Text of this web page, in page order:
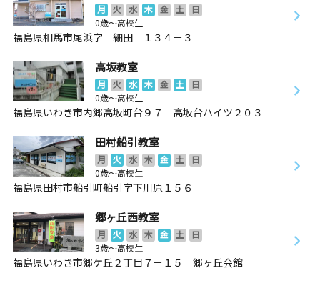
月 火 水 木 金 土
日
0歳～高校生
福島県相馬市尾浜字 細田 １３４－３
高坂教室
月 火 水 木 金 土
日
0歳～高校生
福島県いわき市内郷高坂町台９７ 高坂台ハイツ２０３
田村船引教室
月 火 水 木 金 土
日
0歳～高校生
福島県田村市船引町船引字下川原１５６
郷ヶ丘西教室
月 火 水 木 金 土
日
3歳～高校生
福島県いわき市郷ケ丘２丁目７－１５ 郷ヶ丘会館